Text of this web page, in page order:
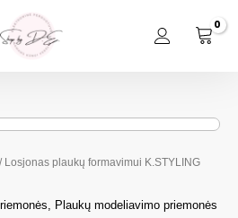
/ Losjonas plaukų formavimui K.STYLING
, Plaukų modeliavimo priemonės